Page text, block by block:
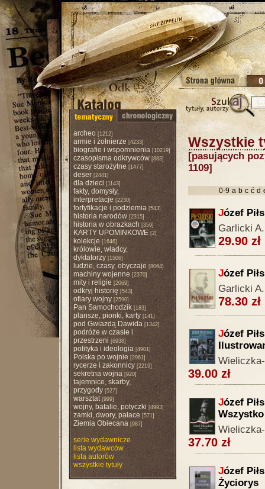
archeo [1212]
armie i żołnierze [4233]
biografie i wspomnienia[10219]
czasopisma odkrywców[883]
czasy starożytne [1477]
deser[2441]
dla dzieci [1143]
fakty, domysły,
interpretacje [2230]
fortyfikacje i podziemia[543]
historia narodów[2315]
historia w obrazkach [359]
KARTY UPOMINKOWE[2]
kolekcje [1646]
królowie, władcy,
dyktatorzy[1506]
ludzie, czasy, obyczaje [8064]
machiny wojenne [2370]
mity i religie [2069]
odkryj historię[543]
ofiary wojny[2590]
Pan Samochodzik[183]
plansze, pionki, karty[141]
pod Gwiazdą Dawida[1342]
podróże w czasie i
przestrzeni [6938]
polityka i ideologia[4901]
Polska po wojnie [2961]
rycerze i zakonnicy[2219]
sekretna wojna[920]
tajemnice, skarby,
przygody[527]
warsztat[999]
wojny, batalie, potyczki [4993]
zamki, dwory, pałace [571]
Ziemia Obiecana[987]
serie wydawnicze
lista wydawców
lista autorów
wszystkie tytuły
Wszystkie
[pasujących
1109]
0-9 a b c ć d
Józef
Garlicki A.
29.90 zł
Józef
Garlicki A.
78.30 zł
Józef
39.00 zł
Józef
37.70 zł
Józef
Życiorys